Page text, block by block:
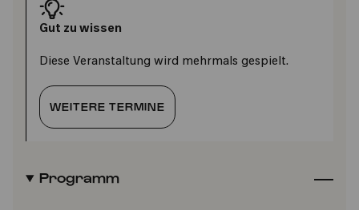
Gut zu wissen
Diese Veranstaltung wird mehrmals gespielt.
WEITERE TERMINE
Programm